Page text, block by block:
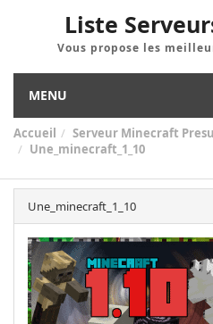
Liste
Vous propose les
MENU
Accueil
Serveur Minecraft
Une_minecraft_1_10
Une_minecraft_1_10